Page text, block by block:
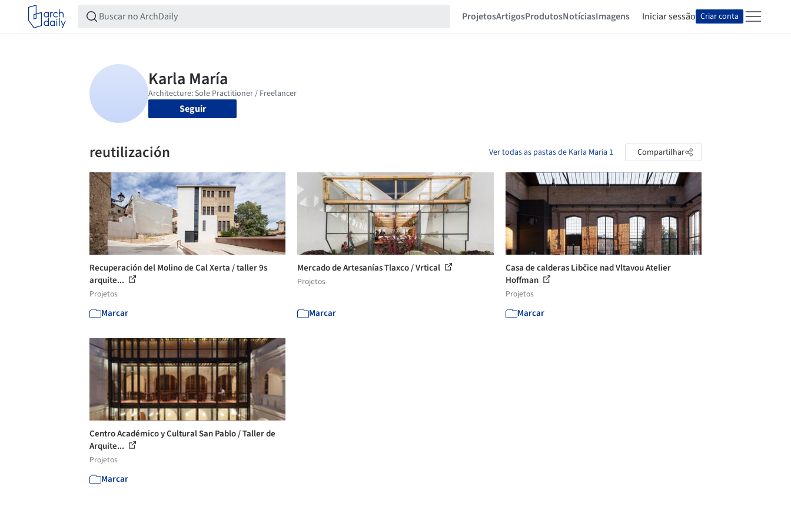
ProjetosArtigosProdutosNotíciasImagens Iniciar sessão Criar conta
Seguir
reutilización Ver todas as pastas de Karla Maria 1 Compartilhar
Recuperación del Molino de Cal Xerta / taller 9s
arquite...
Projetos
Marcar
Mercado de Artesanías Tlaxco / Vrtical
Projetos
Marcar
Casa de calderas Libčice nad Vltavou Atelier
Hoffman
Projetos
Marcar
Centro Académico y Cultural San Pablo / Taller de
Arquite...
Projetos
Marcar